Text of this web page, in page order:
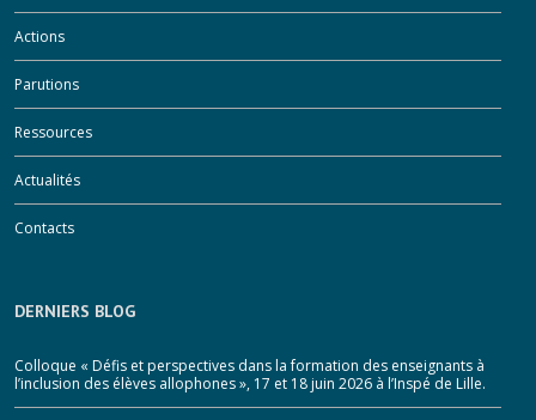
Actions
Parutions
Ressources
Actualités
Contacts
DERNIERS BLOG
Colloque « Défis et perspectives dans la formation des enseignants à
l’inclusion des élèves allophones », 17 et 18 juin 2026 à l’Inspé de Lille.